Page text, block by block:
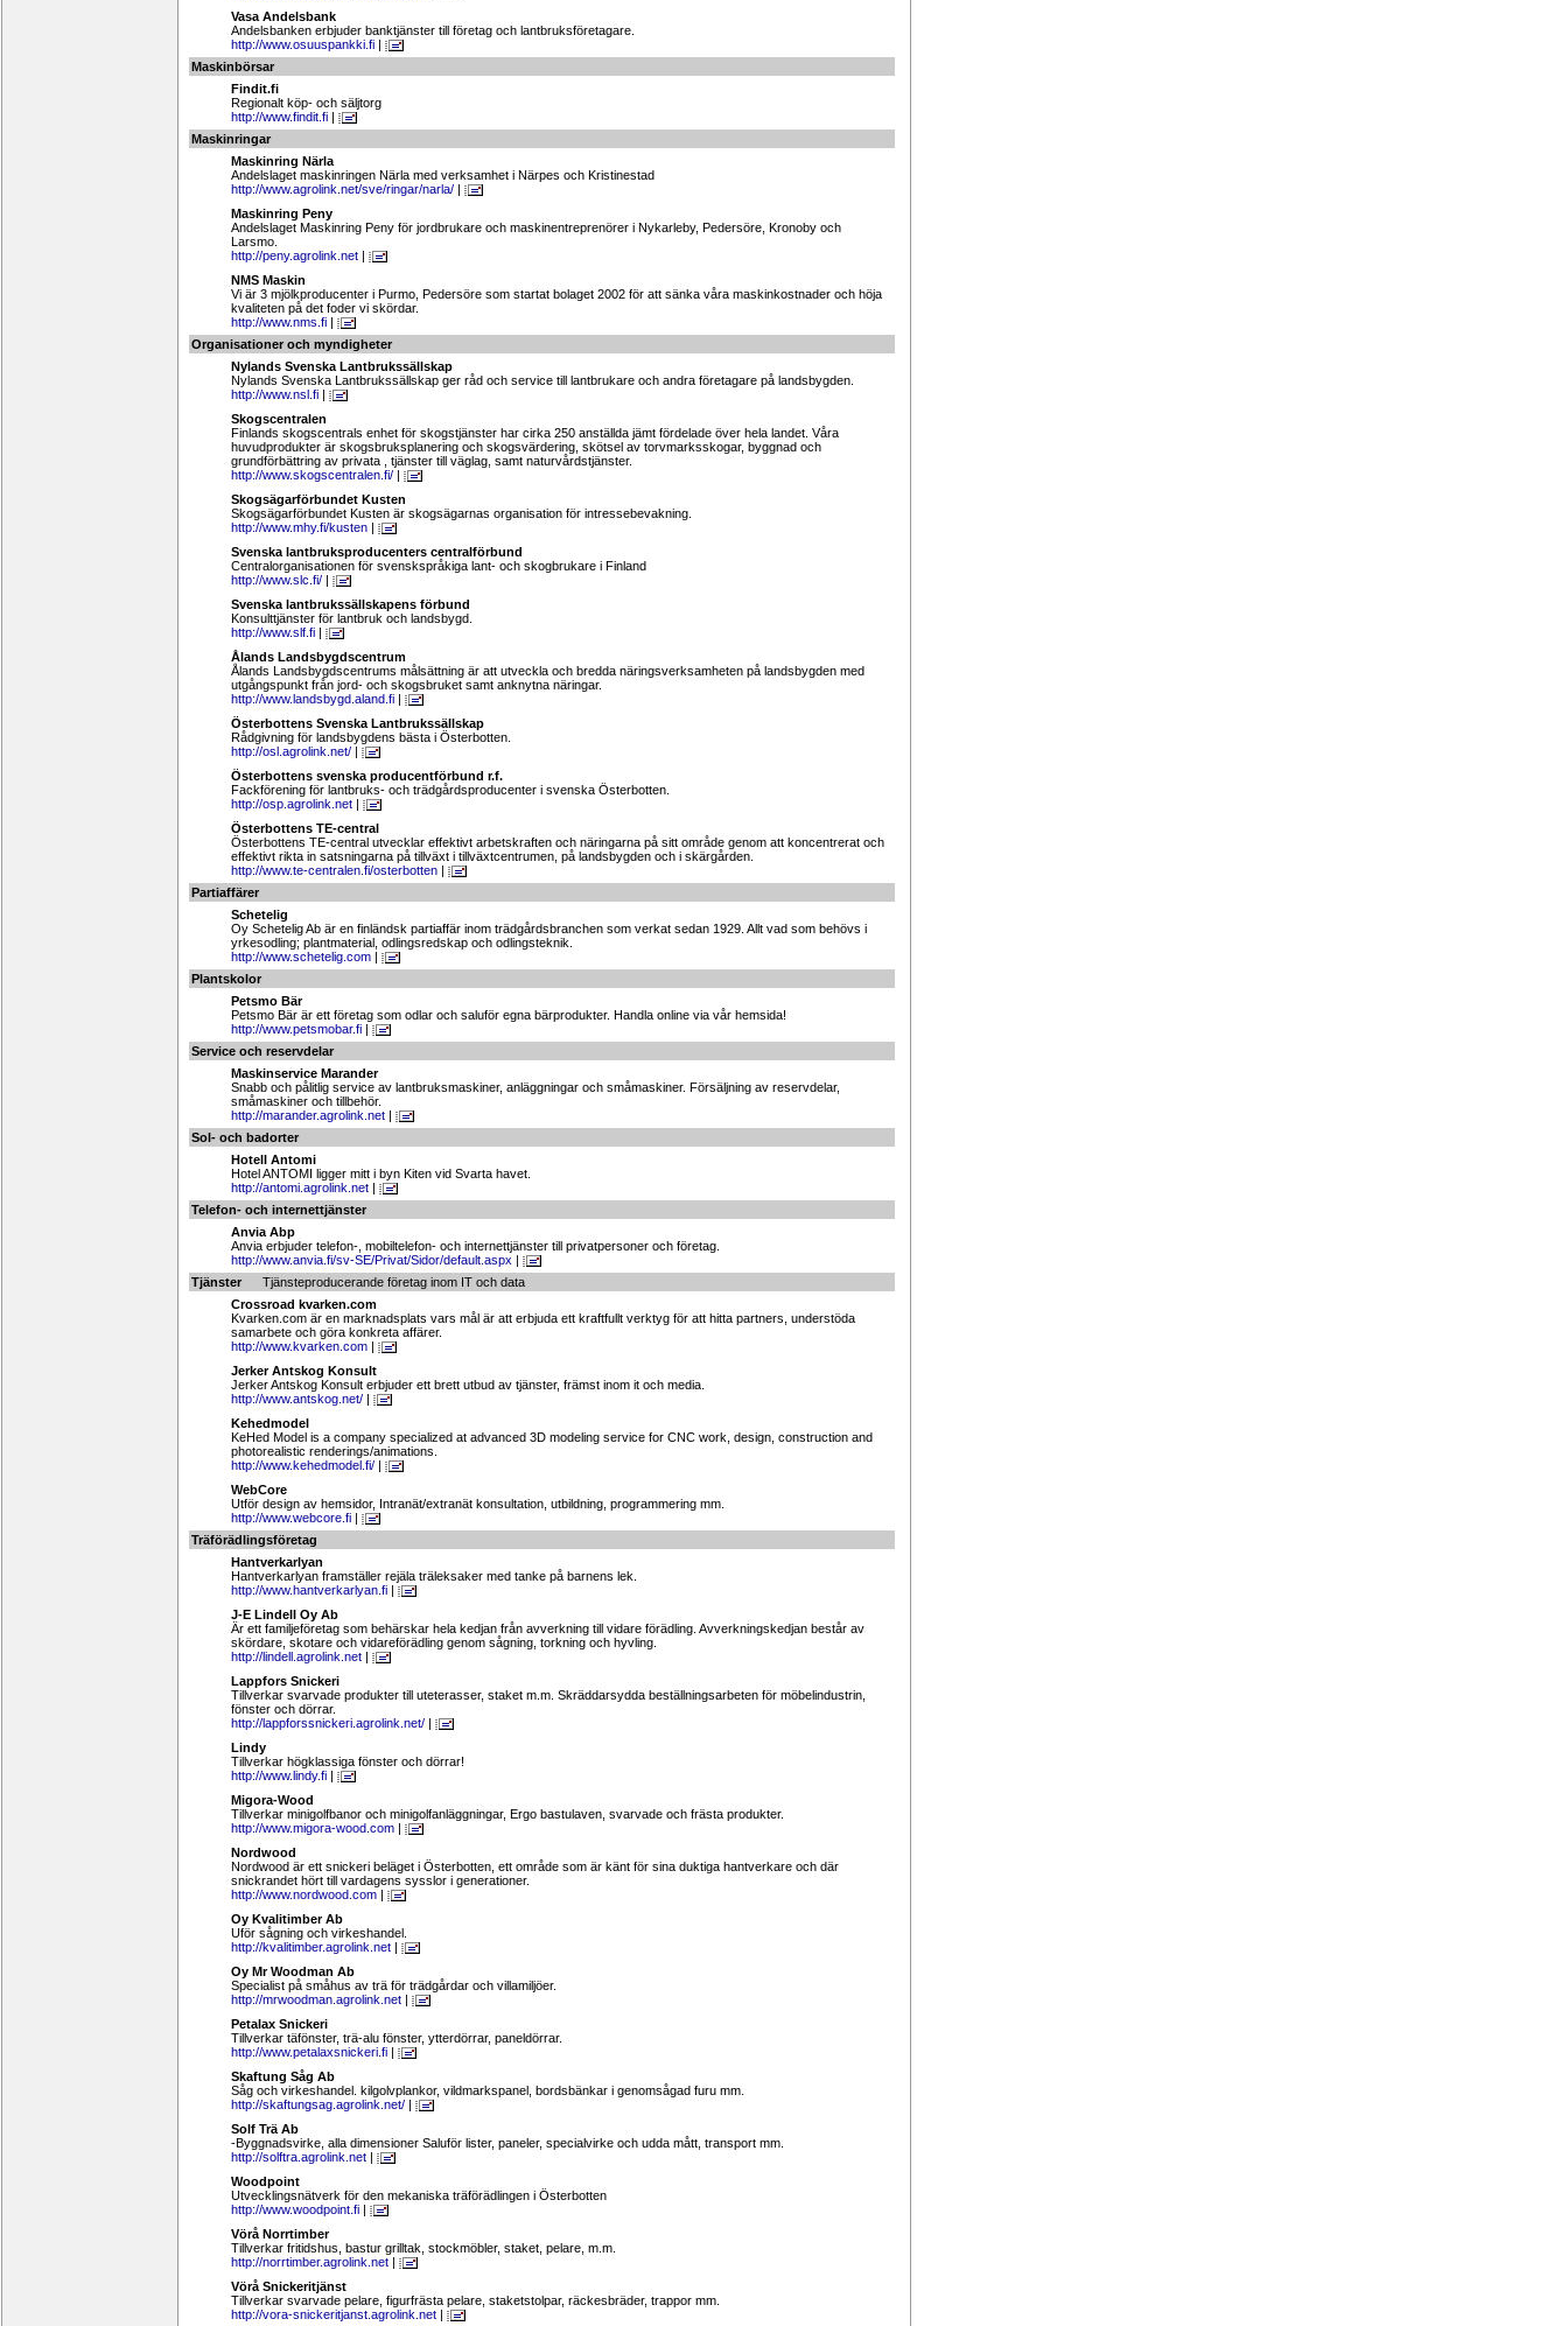
Vasa Andelsbank
Andelsbanken erbjuder banktjänster till företag och lantbruksföretagare.
http://www.osuuspankki.fi |
Maskinbörsar
Findit.fi
Regionalt köp- och säljtorg
http://www.findit.fi |
Maskinringar
Maskinring Närla
Andelslaget maskinringen Närla med verksamhet i Närpes och Kristinestad
http://www.agrolink.net/sve/ringar/narla/ |
Maskinring Peny
Andelslaget Maskinring Peny för jordbrukare och maskinentreprenörer i Nykarleby, Pedersöre, Kronoby och
Larsmo.
http://peny.agrolink.net |
NMS Maskin
Vi är 3 mjölkproducenter i Purmo, Pedersöre som startat bolaget 2002 för att sänka våra maskinkostnader och höja
kvaliteten på det foder vi skördar.
http://www.nms.fi |
Organisationer och myndigheter
Nylands Svenska Lantbrukssällskap
Nylands Svenska Lantbrukssällskap ger råd och service till lantbrukare och andra företagare på landsbygden.
http://www.nsl.fi |
Skogscentralen
Finlands skogscentrals enhet för skogstjänster har cirka 250 anställda jämt fördelade över hela landet. Våra
huvudprodukter är skogsbruksplanering och skogsvärdering, skötsel av torvmarksskogar, byggnad och
grundförbättring av privata , tjänster till väglag, samt naturvårdstjänster.
http://www.skogscentralen.fi/ |
Skogsägarförbundet Kusten
Skogsägarförbundet Kusten är skogsägarnas organisation för intressebevakning.
http://www.mhy.fi/kusten |
Svenska lantbruksproducenters centralförbund
Centralorganisationen för svenskspråkiga lant- och skogbrukare i Finland
http://www.slc.fi/ |
Svenska lantbrukssällskapens förbund
Konsulttjänster för lantbruk och landsbygd.
http://www.slf.fi |
Ålands Landsbygdscentrum
Ålands Landsbygdscentrums målsättning är att utveckla och bredda näringsverksamheten på landsbygden med
utgångspunkt från jord- och skogsbruket samt anknytna näringar.
http://www.landsbygd.aland.fi |
Österbottens Svenska Lantbrukssällskap
Rådgivning för landsbygdens bästa i Österbotten.
http://osl.agrolink.net/ |
Österbottens svenska producentförbund r.f.
Fackförening för lantbruks- och trädgårdsproducenter i svenska Österbotten.
http://osp.agrolink.net |
Österbottens TE-central
Österbottens TE-central utvecklar effektivt arbetskraften och näringarna på sitt område genom att koncentrerat och
effektivt rikta in satsningarna på tillväxt i tillväxtcentrumen, på landsbygden och i skärgården.
http://www.te-centralen.fi/osterbotten |
Partiaffärer
Schetelig
Oy Schetelig Ab är en finländsk partiaffär inom trädgårdsbranchen som verkat sedan 1929. Allt vad som behövs i
yrkesodling; plantmaterial, odlingsredskap och odlingsteknik.
http://www.schetelig.com |
Plantskolor
Petsmo Bär
Petsmo Bär är ett företag som odlar och saluför egna bärprodukter. Handla online via vår hemsida!
http://www.petsmobar.fi |
Service och reservdelar
Maskinservice Marander
Snabb och pålitlig service av lantbruksmaskiner, anläggningar och småmaskiner. Försäljning av reservdelar,
småmaskiner och tillbehör.
http://marander.agrolink.net |
Sol- och badorter
Hotell Antomi
Hotel ANTOMI ligger mitt i byn Kiten vid Svarta havet.
http://antomi.agrolink.net |
Telefon- och internettjänster
Anvia Abp
Anvia erbjuder telefon-, mobiltelefon- och internettjänster till privatpersoner och företag.
http://www.anvia.fi/sv-SE/Privat/Sidor/default.aspx |
Tjänster Tjänsteproducerande företag inom IT och data
Crossroad kvarken.com
Kvarken.com är en marknadsplats vars mål är att erbjuda ett kraftfullt verktyg för att hitta partners, understöda
samarbete och göra konkreta affärer.
http://www.kvarken.com |
Jerker Antskog Konsult
Jerker Antskog Konsult erbjuder ett brett utbud av tjänster, främst inom it och media.
http://www.antskog.net/ |
Kehedmodel
KeHed Model is a company specialized at advanced 3D modeling service for CNC work, design, construction and
photorealistic renderings/animations.
http://www.kehedmodel.fi/ |
WebCore
Utför design av hemsidor, Intranät/extranät konsultation, utbildning, programmering mm.
http://www.webcore.fi |
Träförädlingsföretag
Hantverkarlyan
Hantverkarlyan framställer rejäla träleksaker med tanke på barnens lek.
http://www.hantverkarlyan.fi |
J-E Lindell Oy Ab
Är ett familjeföretag som behärskar hela kedjan från avverkning till vidare förädling. Avverkningskedjan består av
skördare, skotare och vidareförädling genom sågning, torkning och hyvling.
http://lindell.agrolink.net |
Lappfors Snickeri
Tillverkar svarvade produkter till uteterasser, staket m.m. Skräddarsydda beställningsarbeten för möbelindustrin,
fönster och dörrar.
http://lappforssnickeri.agrolink.net/ |
Lindy
Tillverkar högklassiga fönster och dörrar!
http://www.lindy.fi |
Migora-Wood
Tillverkar minigolfbanor och minigolfanläggningar, Ergo bastulaven, svarvade och frästa produkter.
http://www.migora-wood.com |
Nordwood
Nordwood är ett snickeri beläget i Österbotten, ett område som är känt för sina duktiga hantverkare och där
snickrandet hört till vardagens sysslor i generationer.
http://www.nordwood.com |
Oy Kvalitimber Ab
Uför sågning och virkeshandel.
http://kvalitimber.agrolink.net |
Oy Mr Woodman Ab
Specialist på småhus av trä för trädgårdar och villamiljöer.
http://mrwoodman.agrolink.net |
Petalax Snickeri
Tillverkar täfönster, trä-alu fönster, ytterdörrar, paneldörrar.
http://www.petalaxsnickeri.fi |
Skaftung Såg Ab
Såg och virkeshandel. kilgolvplankor, vildmarkspanel, bordsbänkar i genomsågad furu mm.
http://skaftungsag.agrolink.net/ |
Solf Trä Ab
-Byggnadsvirke, alla dimensioner Saluför lister, paneler, specialvirke och udda mått, transport mm.
http://solftra.agrolink.net |
Woodpoint
Utvecklingsnätverk för den mekaniska träförädlingen i Österbotten
http://www.woodpoint.fi |
Vörå Norrtimber
Tillverkar fritidshus, bastur grilltak, stockmöbler, staket, pelare, m.m.
http://norrtimber.agrolink.net |
Vörå Snickeritjänst
Tillverkar svarvade pelare, figurfrästa pelare, staketstolpar, räckesbräder, trappor mm.
http://vora-snickeritjanst.agrolink.net |